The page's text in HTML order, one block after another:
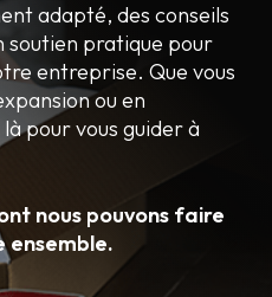
adapté, des conseils
soutien pratique pour
entreprise. Que vous
ou en
pour vous guider à
nous pouvons faire
ensemble.